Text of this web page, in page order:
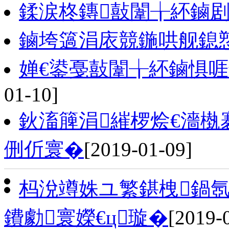
鍒涙柊鏄敼闈╁紑鏀
鏀垮簻涓庡競鍦哄舰
婵€鍙戞敼闈╁紑鏀惧
01-10]
鈥滀簲涓繀椤烩€濇
侀伒寰�[2019-01-09]
杩涗竴姝ユ繁鍖栧鍋
鐨勮寰嬫€ц璇�[2019-